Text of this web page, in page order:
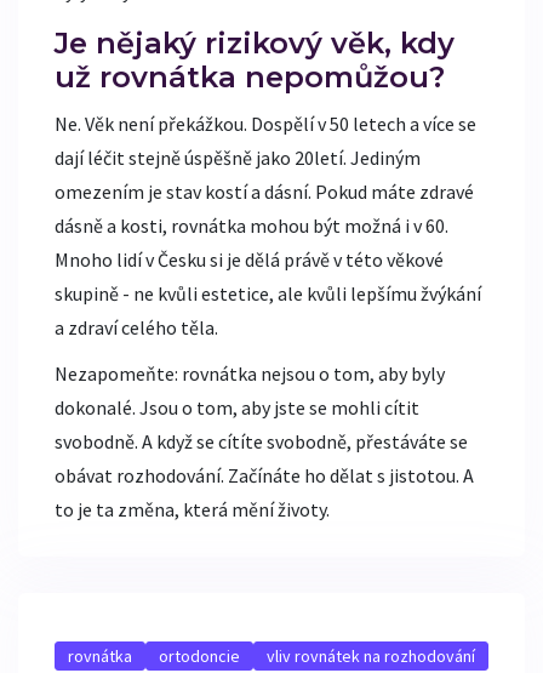
Je nějaký rizikový věk, kdy
už rovnátka nepomůžou?
Ne. Věk není překážkou. Dospělí v 50 letech a více se
dají léčit stejně úspěšně jako 20letí. Jediným
omezením je stav kostí a dásní. Pokud máte zdravé
dásně a kosti, rovnátka mohou být možná i v 60.
Mnoho lidí v Česku si je dělá právě v této věkové
skupině - ne kvůli estetice, ale kvůli lepšímu žvýkání
a zdraví celého těla.
Nezapomeňte: rovnátka nejsou o tom, aby byly
dokonalé. Jsou o tom, aby jste se mohli cítit
svobodně. A když se cítíte svobodně, přestáváte se
obávat rozhodování. Začínáte ho dělat s jistotou. A
to je ta změna, která mění životy.
rovnátka ortodoncie
vliv rovnátek na rozhodování